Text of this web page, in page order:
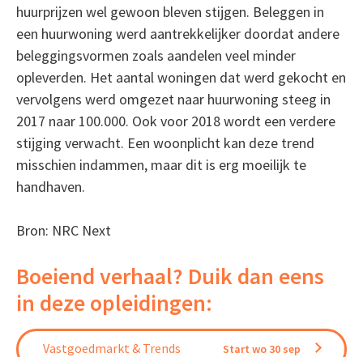
huurprijzen wel gewoon bleven stijgen. Beleggen in
een huurwoning werd aantrekkelijker doordat andere
beleggingsvormen zoals aandelen veel minder
opleverden. Het aantal woningen dat werd gekocht en
vervolgens werd omgezet naar huurwoning steeg in
2017 naar 100.000. Ook voor 2018 wordt een verdere
stijging verwacht. Een woonplicht kan deze trend
misschien indammen, maar dit is erg moeilijk te
handhaven.
Bron: NRC Next
Boeiend verhaal? Duik dan eens
in deze opleidingen:
Vastgoedmarkt & Trends Start wo 30 sep